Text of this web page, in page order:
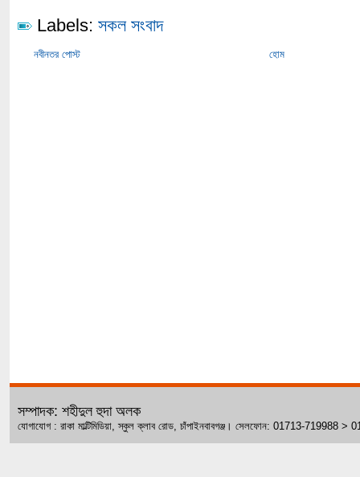
Labels: সকল সংবাদ
নবীনতর পোস্ট হোম
সম্পাদক: শহীদুল হুদা অলক
যোগাযোগ : রাকা মাল্টিমিডিয়া, স্কুল ক্লাব রোড, চাঁপাইনবাবগঞ্জ। সেলফোন: 01713-